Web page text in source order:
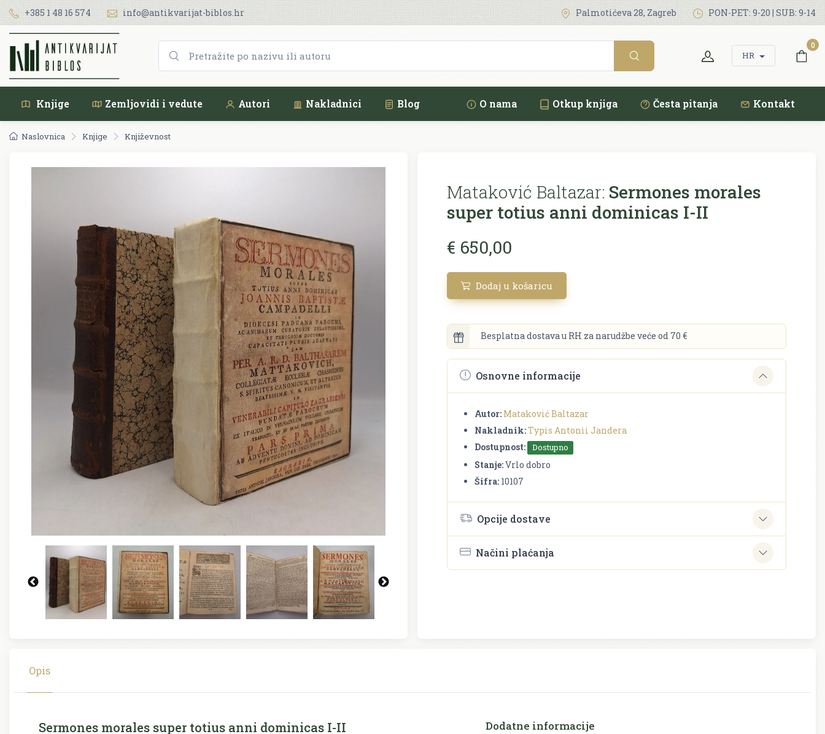
+385 1 48 16 574 info@antikvarijat-biblos.hr Palmotićeva 28, Zagreb PON-PET: 9-20 | SUB: 9-14
HR
0
Knjige Zemljovidi i vedute Autori Nakladnici Blog O nama Otkup knjiga Česta pitanja Kontakt
Naslovnica Knjige Književnost
Mataković Baltazar: Sermones morales
super totius anni dominicas I-II
€ 650,00
Dodaj u košaricu
Besplatna dostava u RH za narudžbe veće od 70 €
Osnovne informacije
Autor: Mataković Baltazar
Nakladnik:Typis Antonii Jandera
Dostupnost:
Dostupno
Stanje:Vrlo dobro
Šifra: 10107
Opcije dostave
Načini plaćanja
Opis
Sermones morales super totius anni dominicas I-II Dodatne informacije